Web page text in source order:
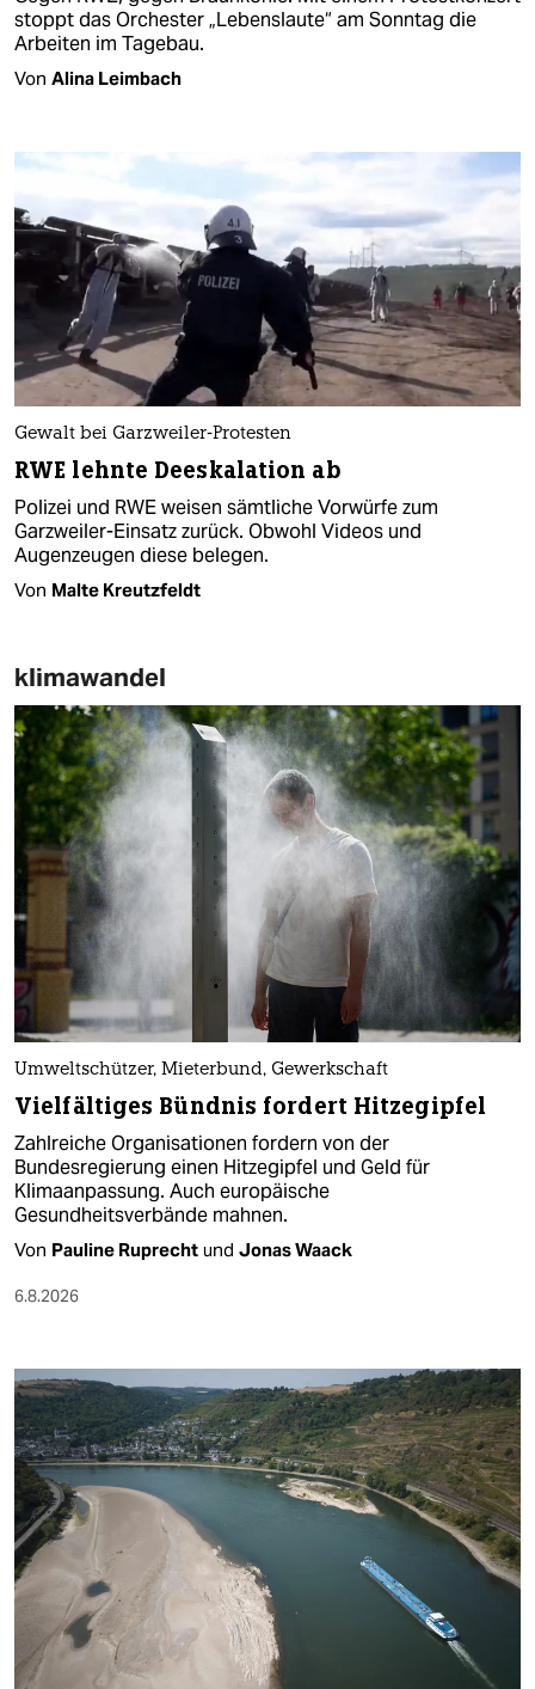
stoppt das Orchester „Lebenslaute“ am Sonntag die
Arbeiten im Tagebau.
Von Alina Leimbach
Gewalt bei Garzweiler-Protesten
RWE lehnte Deeskalation ab
Polizei und RWE weisen sämtliche Vorwürfe zum
Garzweiler-Einsatz zurück. Obwohl Videos und
Augenzeugen diese belegen.
Von Malte Kreutzfeldt
klimawandel
Umweltschützer, Mieterbund, Gewerkschaft
Vielfältiges Bündnis fordert Hitzegipfel
Zahlreiche Organisationen fordern von der
Bundesregierung einen Hitzegipfel und Geld für
Klimaanpassung. Auch europäische
Gesundheitsverbände mahnen.
Von Pauline Ruprecht und Jonas Waack
6.8.2026